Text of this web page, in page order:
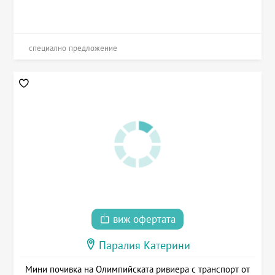
специално предложение
виж офертата
Паралия Катерини
Мини почивка на Олимпийската ривиера с транспорт от